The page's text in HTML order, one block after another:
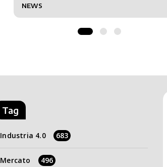
NEWS
Tag
Industria 4.0 683
Mercato 496